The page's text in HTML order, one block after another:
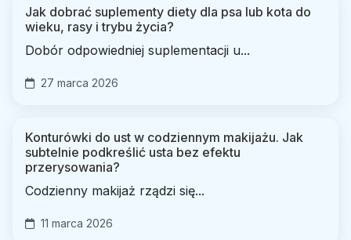
Jak dobrać suplementy diety dla psa lub kota do
wieku, rasy i trybu życia?
Dobór odpowiedniej suplementacji u...
27 marca 2026
Konturówki do ust w codziennym makijażu. Jak
subtelnie podkreślić usta bez efektu
przerysowania?
Codzienny makijaż rządzi się...
11 marca 2026